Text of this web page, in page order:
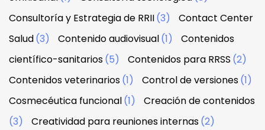
Consultoría y Estrategia de RRII(3)
Contact Center
Salud(3) Contenido audiovisual(1)
Contenidos
científico-sanitarios(5) Contenidos para RRSS (2)
Contenidos veterinarios(1) Control de versiones(1)
Cosmecéutica funcional(1)
Creación de contenidos
(3)
Creatividad para reuniones internas(2)